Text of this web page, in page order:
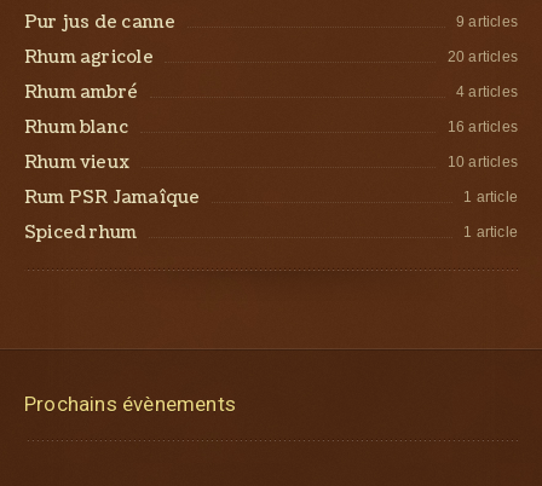
9 articles
Pur jus de canne
20 articles
Rhum agricole
4 articles
Rhum ambré
16 articles
Rhum blanc
10 articles
Rhum vieux
1 article
Rum PSR Jamaîque
1 article
Spiced rhum
Prochains évènements